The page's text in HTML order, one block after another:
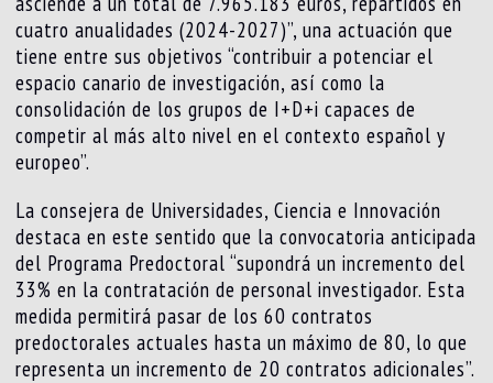
cuatro anualidades (2024-2027)”, una actuación que
tiene entre sus objetivos “contribuir a potenciar el
espacio canario de investigación, así como la
consolidación de los grupos de I+D+i capaces de
competir al más alto nivel en el contexto español y
europeo”.
La consejera de Universidades, Ciencia e Innovación
destaca en este sentido que la convocatoria anticipada
del Programa Predoctoral “supondrá un incremento del
33% en la contratación de personal investigador. Esta
medida permitirá pasar de los 60 contratos
predoctorales actuales hasta un máximo de 80, lo que
representa un incremento de 20 contratos adicionales”.